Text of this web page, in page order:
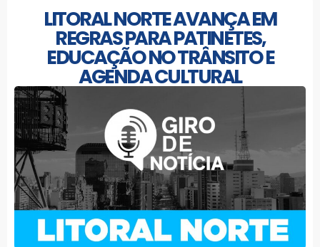
LITORAL NORTE AVANÇA EM
REGRAS PARA PATINETES,
EDUCAÇÃO NO TRÂNSITO E
AGENDA CULTURAL